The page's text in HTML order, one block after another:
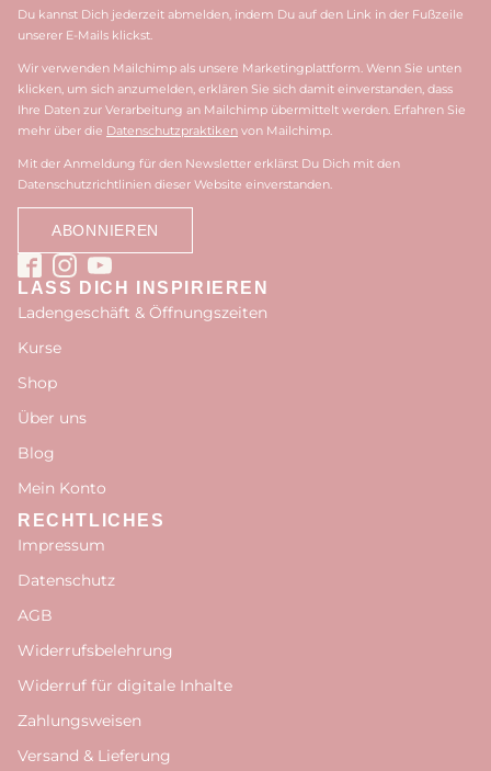
Du kannst Dich jederzeit abmelden, indem Du auf den Link in der Fußzeile
unserer E-Mails klickst.
Wir verwenden Mailchimp als unsere Marketingplattform. Wenn Sie unten
klicken, um sich anzumelden, erklären Sie sich damit einverstanden, dass
Ihre Daten zur Verarbeitung an Mailchimp übermittelt werden. Erfahren Sie
mehr über die Datenschutzpraktiken von Mailchimp.
Mit der Anmeldung für den Newsletter erklärst Du Dich mit den
Datenschutzrichtlinien dieser Website einverstanden.
LASS DICH INSPIRIEREN
Ladengeschäft & Öffnungszeiten
Kurse
Shop
Über uns
Blog
Mein Konto
RECHTLICHES
Impressum
Datenschutz
AGB
Widerrufsbelehrung
Widerruf für digitale Inhalte
Zahlungsweisen
Versand & Lieferung